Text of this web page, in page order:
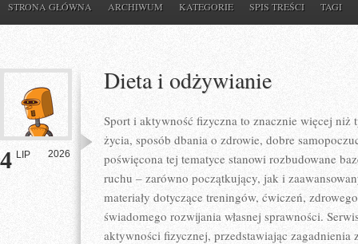
STRONA GŁÓWNA ARCHIWUM KATEGORIE SPIS TREŚCI TAGI
4 LIP 2026
Dieta i odżywianie
Sport i aktywność fizyczna to znacznie więcej
życia, sposób dbania o zdrowie, dobre
poświęcona tej tematyce stanowi rozbudowane
ruchu – zarówno początkujący, jak i
materiały dotyczące treningów, ćwiczeń,
świadomego rozwijania własnej sprawności.
aktywności fizycznej, przedstawiając zagadnienia